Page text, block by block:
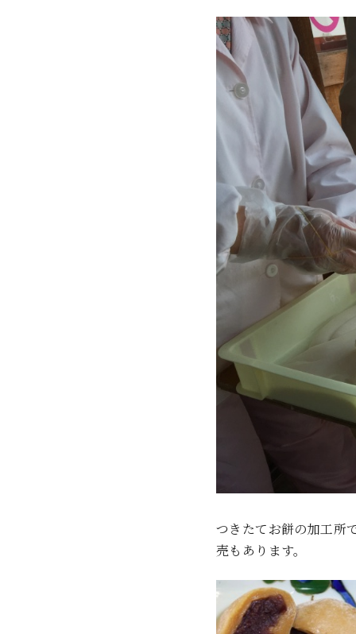
つきたてお餅の加工所
売もあります。